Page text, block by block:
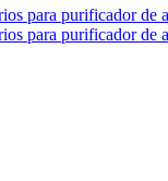
para purificador de
para purificador de